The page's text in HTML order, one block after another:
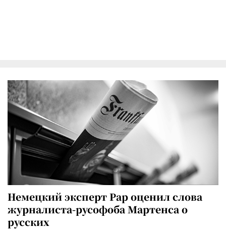
Немецкий эксперт Рар оценил слова
журналиста-русофоба Мартенса о
русских